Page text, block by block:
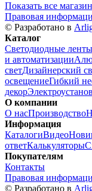
Показать все
Правовая
© Разработано в
Каталог
Светодиодные ленты
и автоматизации
светДизайнерский
освещениеГибкий
декор
О компании
О насПроизводство
Информация
КаталогиВидео
ответКалькуляторы
Покупателям
Контакты
Правовая
© Разработано в